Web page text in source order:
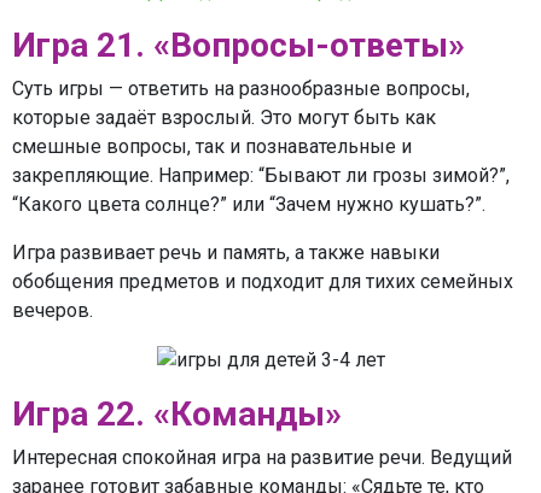
Игра 21. «Вопросы-ответы»
Суть игры — ответить на разнообразные вопросы,
которые задаёт взрослый. Это могут быть как
смешные вопросы, так и познавательные и
закрепляющие. Например: “Бывают ли грозы зимой?”,
“Какого цвета солнце?” или “Зачем нужно кушать?”.
Игра развивает речь и память, а также навыки
обобщения предметов и подходит для тихих семейных
вечеров.
Игра 22. «Команды»
Интересная спокойная игра на развитие речи. Ведущий
заранее готовит забавные команды: «Сядьте те, кто